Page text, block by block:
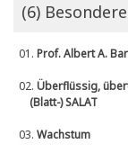
(6)
01. Prof. Albert A.
02. Überflüssig,
(Blatt-) SALAT
03. Wachstum